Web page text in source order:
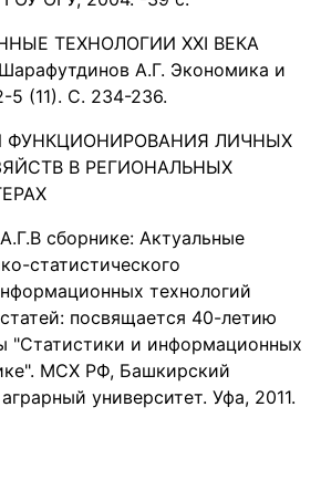
ТЕХНОЛОГИИ XXI ВЕКА
А.Г. Экономика и
(11). С. 234-236.
ФУНКЦИОНИРОВАНИЯ ЛИЧНЫХ
В РЕГИОНАЛЬНЫХ
сборнике: Актуальные
статистического
технологий
посвящается 40-летию
"Статистики и информационных
МСХ РФ, Башкирский
университет. Уфа, 2011.